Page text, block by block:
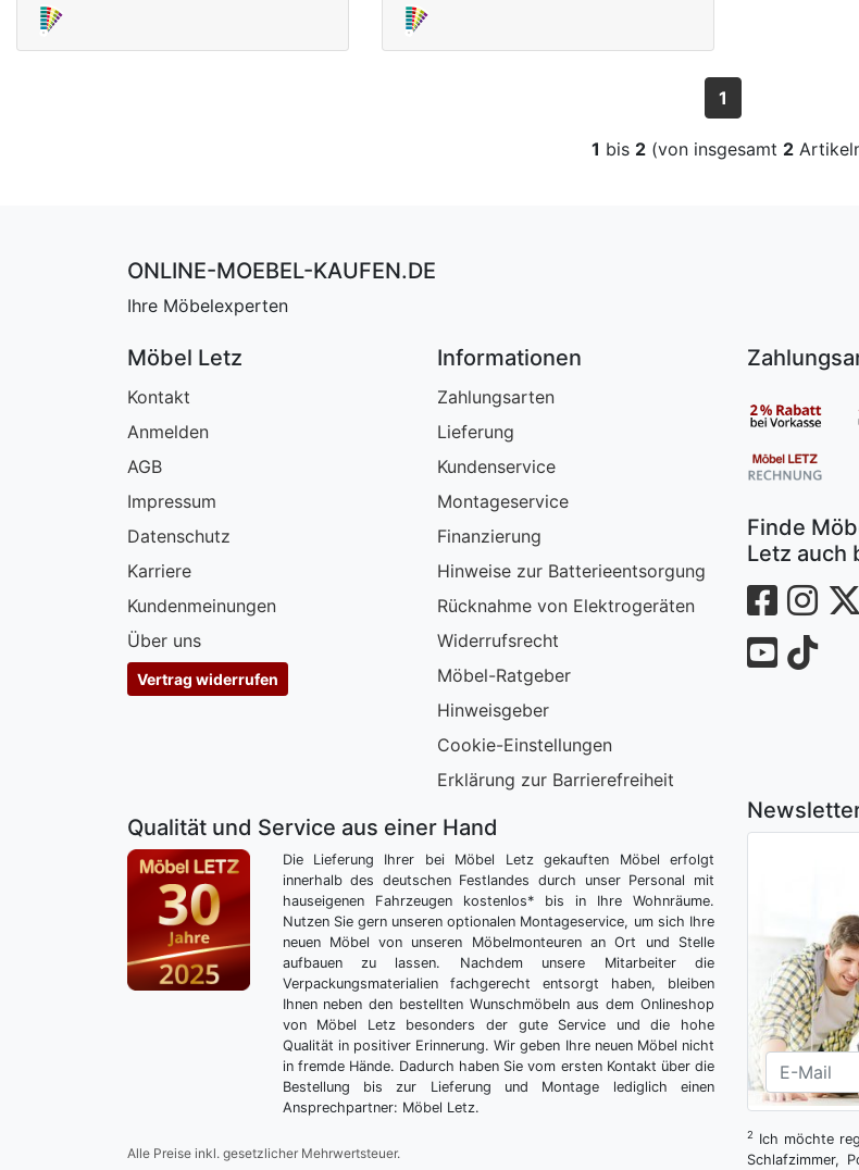
1
1 bis 2 (von insgesamt 2
ONLINE-MOEBEL-KAUFEN.DE
Ihre Möbelexperten
Möbel Letz
Kontakt
Anmelden
AGB
Impressum
Datenschutz
Karriere
Kundenmeinungen
Über uns
Vertrag widerrufen
Informationen
Zahlungsarten
Lieferung
Kundenservice
Montageservice
Finanzierung
Hinweise zur Batterieentsorgung
Rücknahme von Elektrogeräten
Widerrufsrecht
Möbel-Ratgeber
Hinweisgeber
Cookie-Einstellungen
Erklärung zur Barrierefreiheit
Finde
Letz auch
Qualität und Service aus einer Hand
Die Lieferung Ihrer bei Möbel Letz gekauften Möbel erfolgt
innerhalb des deutschen Festlandes durch unser Personal mit
hauseigenen Fahrzeugen kostenlos* bis in Ihre Wohnräume.
Nutzen Sie gern unseren optionalen Montageservice, um sich Ihre
neuen Möbel von unseren Möbelmonteuren an Ort und Stelle
aufbauen zu lassen. Nachdem unsere Mitarbeiter die
Verpackungsmaterialien fachgerecht entsorgt haben, bleiben
Ihnen neben den bestellten Wunschmöbeln aus dem Onlineshop
von Möbel Letz besonders der gute Service und die hohe
Qualität in positiver Erinnerung. Wir geben Ihre neuen Möbel nicht
in fremde Hände. Dadurch haben Sie vom ersten Kontakt über die
Bestellung bis zur Lieferung und Montage lediglich einen
Ansprechpartner: Möbel Letz.
Alle Preise inkl. gesetzlicher Mehrwertsteuer.
2
Ich möchte
Schlafzimmer,